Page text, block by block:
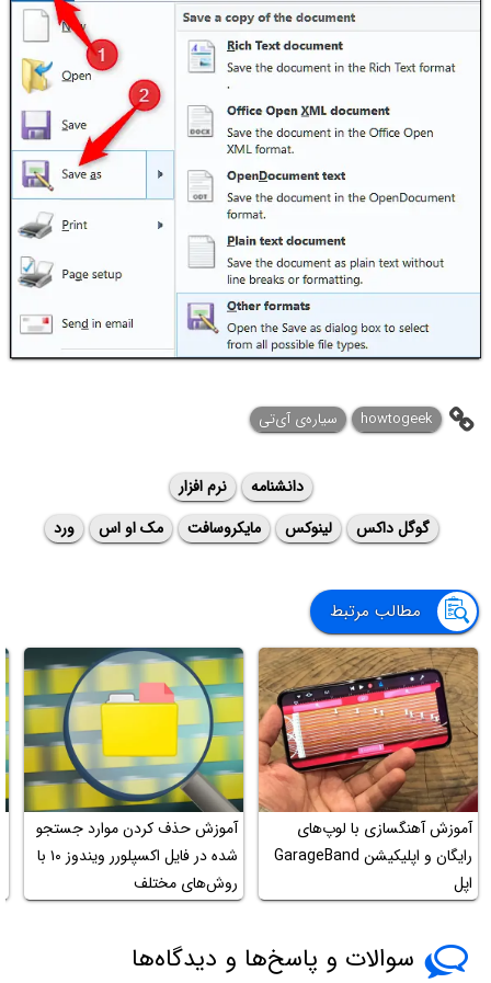
howtogeek سیاره‌ی آی‌تی
دانشنامه
نرم افزار
گوگل داکس
لینوکس مایکروسافت مک او اس ورد
مطالب مرتبط
آموزش آهنگسازی با لوپ‌های
رایگان و اپلیکیشن GarageBand
اپل
آموزش حذف کردن موارد جستجو
شده در فایل اکسپلورر ویندوز ۱۰ با
روش‌های مختلف
سوالات و پاسخ‌ها و دیدگاه‌ها